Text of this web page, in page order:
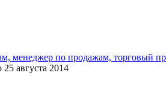
менеджер по продажам, торговый
25 августа 2014